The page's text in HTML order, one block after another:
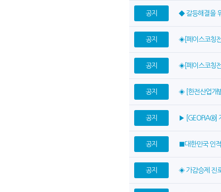
공지 ◆ 갈등해결을
공지 ◈[페이스코칭
공지 ◈[페이스코칭
공지 ◈ [한전산업개
공지 ▶ [GEOPiA®]
공지 ■대한민국 인
공지 ◈ 가감승제 진